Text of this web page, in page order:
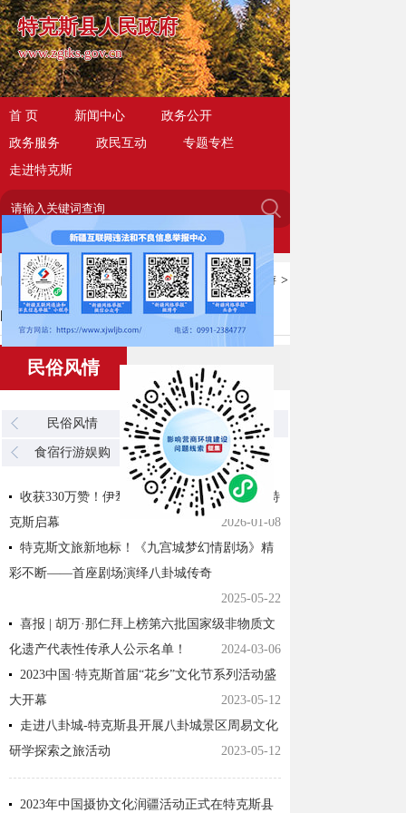
特克斯县人民政府
www.zgtks.gov.cn
首 页 新闻中心
政务公开
政务服务
政民互动
专题专栏
走进特克斯
当前位置： 首页 > 走进特克斯 特克斯旅游 >
民俗风情
民俗风情
民俗风情 风光名胜
食宿行游娱购
收获330万赞！伊犁州第三届雪地刁羊比赛在特
克斯启幕
2026-01-08
特克斯文旅新地标！《九宫城梦幻情剧场》精
彩不断——首座剧场演绎八卦城传奇
2025-05-22
喜报 | 胡万·那仁拜上榜第六批国家级非物质文
化遗产代表性传承人公示名单！
2024-03-06
2023中国·特克斯首届“花乡”文化节系列活动盛
大开幕
2023-05-12
走进八卦城-特克斯县开展八卦城景区周易文化
研学探索之旅活动
2023-05-12
2023年中国摄协文化润疆活动正式在特克斯县